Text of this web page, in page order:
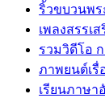
ริ้วขบวนพร
เพลงสรรเ
รวมวิดีโอ
ภาพยนต์เรื่
เรียนภาษา